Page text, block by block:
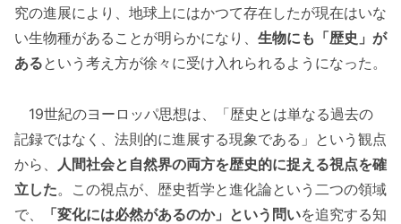
究の進展により、地球上にはかつて存在したが現在はいな
い生物種があることが明らかになり、 生物にも「歴史」が
あるという考え方が徐々に受け入れられるようになった。
19世紀のヨーロッパ思想は、「歴史とは単なる過去の
記録ではなく、法則的に進展する現象である」という観点
から、
人間社会と自然界の両方を歴史的に捉える視点を確
立した。この視点が、歴史哲学と進化論という二つの領域
で、
「変化には必然があるのか」という問いを追究する知